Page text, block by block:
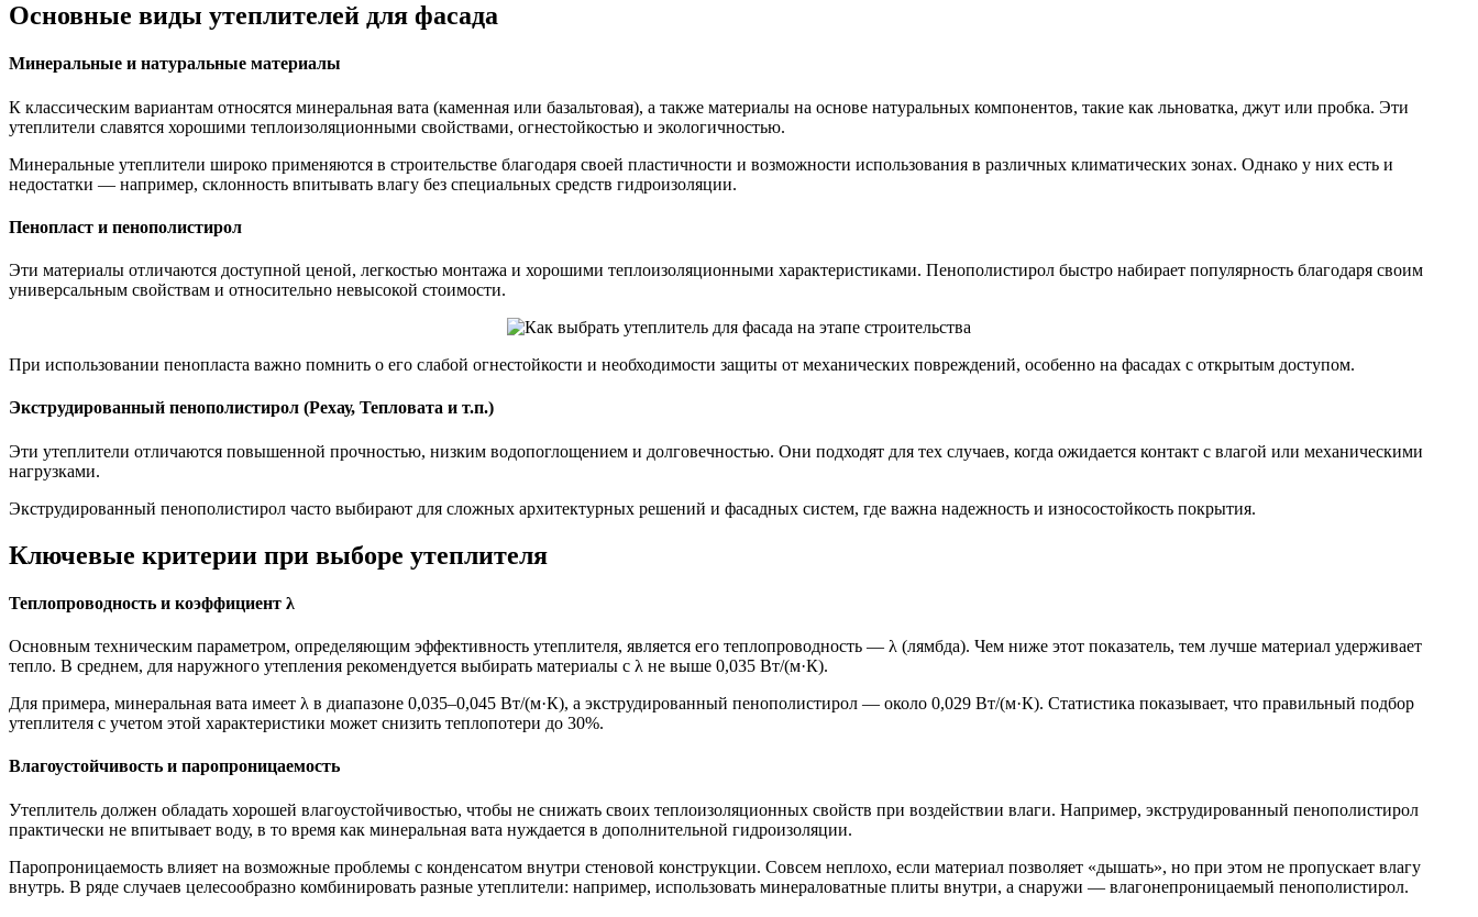
Основные виды утеплителей для фасада
Минеральные и натуральные материалы
К классическим вариантам относятся минеральная вата (каменная или базальтовая), а также материалы на основе натуральных компонентов, такие как льноватка, джут или пробка. Эти
утеплители славятся хорошими теплоизоляционными свойствами, огнестойкостью и экологичностью.
Минеральные утеплители широко применяются в строительстве благодаря своей пластичности и возможности использования в различных климатических зонах. Однако у них есть и
недостатки — например, склонность впитывать влагу без специальных средств гидроизоляции.
Пенопласт и пенополистирол
Эти материалы отличаются доступной ценой, легкостью монтажа и хорошими теплоизоляционными характеристиками. Пенополистирол быстро набирает популярность благодаря своим
универсальным свойствам и относительно невысокой стоимости.
При использовании пенопласта важно помнить о его слабой огнестойкости и необходимости защиты от механических повреждений, особенно на фасадах с открытым доступом.
Экструдированный пенополистирол (Рехау, Тепловата и т.п.)
Эти утеплители отличаются повышенной прочностью, низким водопоглощением и долговечностью. Они подходят для тех случаев, когда ожидается контакт с влагой или механическими
нагрузками.
Экструдированный пенополистирол часто выбирают для сложных архитектурных решений и фасадных систем, где важна надежность и износостойкость покрытия.
Ключевые критерии при выборе утеплителя
Теплопроводность и коэффициент λ
Основным техническим параметром, определяющим эффективность утеплителя, является его теплопроводность — λ (лямбда). Чем ниже этот показатель, тем лучше материал удерживает
тепло. В среднем, для наружного утепления рекомендуется выбирать материалы с λ не выше 0,035 Вт/(м·К).
Для примера, минеральная вата имеет λ в диапазоне 0,035–0,045 Вт/(м·К), а экструдированный пенополистирол — около 0,029 Вт/(м·К). Статистика показывает, что правильный подбор
утеплителя с учетом этой характеристики может снизить теплопотери до 30%.
Влагоустойчивость и паропроницаемость
Утеплитель должен обладать хорошей влагоустойчивостью, чтобы не снижать своих теплоизоляционных свойств при воздействии влаги. Например, экструдированный пенополистирол
практически не впитывает воду, в то время как минеральная вата нуждается в дополнительной гидроизоляции.
Паропроницаемость влияет на возможные проблемы с конденсатом внутри стеновой конструкции. Совсем неплохо, если материал позволяет «дышать», но при этом не пропускает влагу
внутрь. В ряде случаев целесообразно комбинировать разные утеплители: например, использовать минераловатные плиты внутри, а снаружи — влагонепроницаемый пенополистирол.